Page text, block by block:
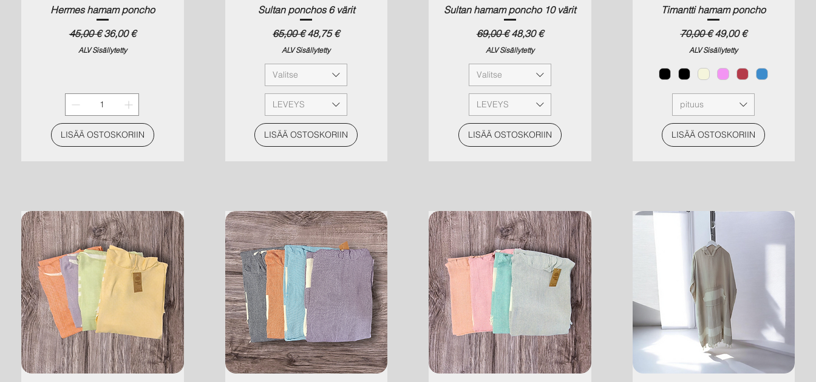
Hermes hamam poncho
Normaali hinta
45,00 €Alehinta
36,00 €
ALV Sisällytetty
LISÄÄ OSTOSKORIIN
Sultan ponchos 6 värit
Normaali hinta
65,00 € Alehinta
48,75 €
ALV Sisällytetty
Valitse
LEVEYS
LISÄÄ OSTOSKORIIN
Sultan hamam poncho 10 värit
Normaali hinta
69,00 €Alehinta
48,30 €
ALV Sisällytetty
Valitse
LEVEYS
LISÄÄ OSTOSKORIIN
Timantti hamam poncho
Normaali hinta
70,00 € Alehinta
49,00 €
ALV Sisällytetty
pituus
LISÄÄ OSTOSKORIIN